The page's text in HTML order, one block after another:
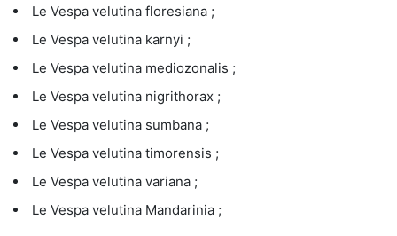
Le Vespa velutina floresiana ;
Le Vespa velutina karnyi ;
Le Vespa velutina mediozonalis ;
Le Vespa velutina nigrithorax ;
Le Vespa velutina sumbana ;
Le Vespa velutina timorensis ;
Le Vespa velutina variana ;
Le Vespa velutina Mandarinia ;